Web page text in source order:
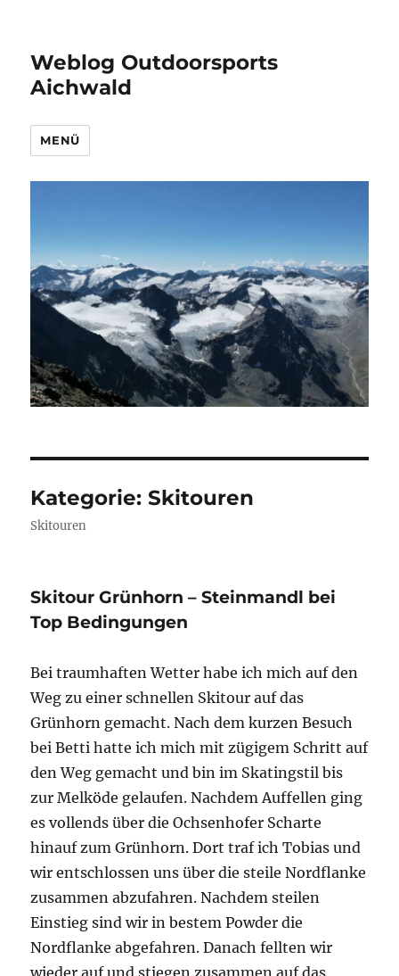
Weblog Outdoorsports
Aichwald
MENÜ
Kategorie:Skitouren
Skitouren
Skitour Grünhorn – Steinmandl bei
Top Bedingungen
Bei traumhaften Wetter habe ich mich auf den
Weg zu einer schnellen Skitour auf das
Grünhorn gemacht. Nach dem kurzen Besuch
bei Betti hatte ich mich mit zügigem Schritt auf
den Weg gemacht und bin im Skatingstil bis
zur Melköde gelaufen. Nachdem Auffellen ging
es vollends über die Ochsenhofer Scharte
hinauf zum Grünhorn. Dort traf ich Tobias und
wir entschlossen uns über die steile Nordflanke
zusammen abzufahren. Nachdem steilen
Einstieg sind wir in bestem Powder die
Nordflanke abgefahren. Danach fellten wir
wieder auf und stiegen zusammen auf das